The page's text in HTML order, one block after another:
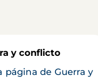
y conflicto
página de Guerra y